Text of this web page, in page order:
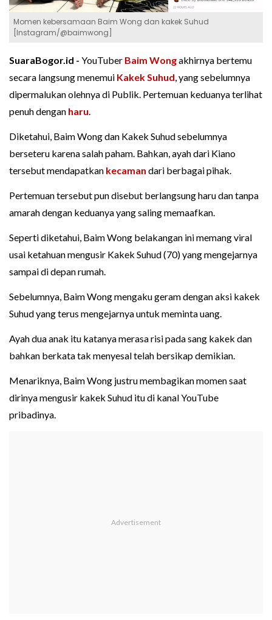
Momen kebersamaan Baim Wong dan kakek Suhud
[Instagram/@baimwong]
SuaraBogor.id - YouTuber Baim Wongakhirnya bertemu
secara langsung menemui Kakek Suhud, yang sebelumnya
dipermalukan olehnya di Publik. Pertemuan keduanya terlihat
penuh dengan haru.
Diketahui, Baim Wong dan Kakek Suhud sebelumnya
berseteru karena salah paham. Bahkan, ayah dari Kiano
tersebut mendapatkan kecaman dari berbagai pihak.
Pertemuan tersebut pun disebut berlangsung haru dan tanpa
amarah dengan keduanya yang saling memaafkan.
Seperti diketahui, Baim Wong belakangan ini memang viral
usai ketahuan mengusir Kakek Suhud (70) yang mengejarnya
sampai di depan rumah.
Sebelumnya, Baim Wong mengaku geram dengan aksi kakek
Suhud yang terus mengejarnya untuk meminta uang.
Ayah dua anak itu katanya merasa risi pada sang kakek dan
bahkan berkata tak menyesal telah bersikap demikian.
Menariknya, Baim Wong justru membagikan momen saat
dirinya mengusir kakek Suhud itu di kanal YouTube
pribadinya.